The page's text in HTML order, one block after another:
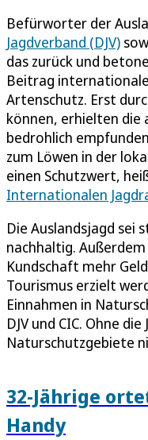
Befürworter der
Jagdverband (DJV)
das zurück und
Beitrag
Artenschutz. Erst
können, erhielten die
bedrohlich
zum Löwen in der
einen Schutzwert,
Internationalen
Die Auslandsjagd sei
nachhaltig.
Kundschaft mehr
Tourismus erzielt
Einnahmen in
DJV und CIC. Ohne
Naturschutzgebiete
32-Jährige
Handy